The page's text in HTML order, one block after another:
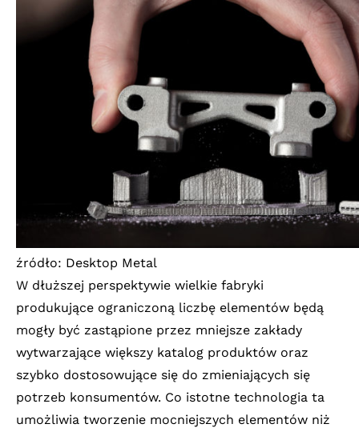
źródło: Desktop Metal
W dłuższej perspektywie wielkie fabryki
produkujące ograniczoną liczbę elementów będą
mogły być zastąpione przez mniejsze zakłady
wytwarzające większy katalog produktów oraz
szybko dostosowujące się do zmieniających się
potrzeb konsumentów. Co istotne technologia ta
umożliwia tworzenie mocniejszych elementów niż